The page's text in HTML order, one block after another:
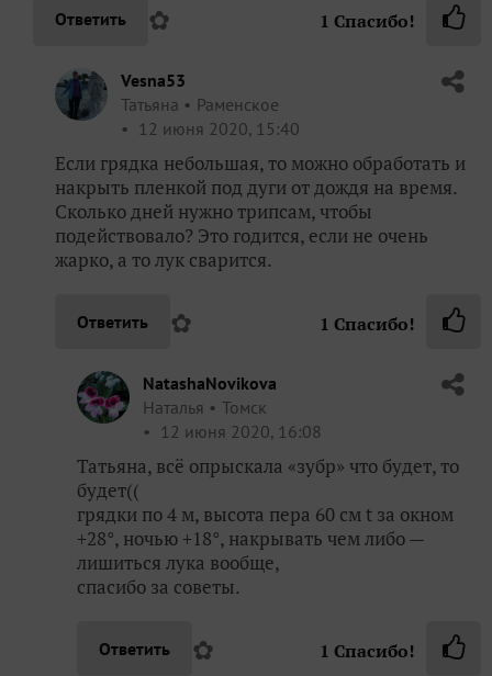
Ответить ✿ 1 Спасибо!
Vesna53
Татьяна
Раменское
12 июня 2020, 15:40
Если грядка небольшая, то можно обработать и
накрыть пленкой под дуги от дождя на время.
Сколько дней нужно трипсам, чтобы
подействовало? Это годится, если не очень
жарко, а то лук сварится.
Ответить ✿ 1 Спасибо!
NatashaNovikova
Наталья
Томск
12 июня 2020, 16:08
Татьяна, всё опрыскала «зубр» что будет, то
будет((
грядки по 4 м, высота пера 60 см t за окном
+28°, ночью +18°, накрывать чем либо —
лишиться лука вообще,
спасибо за советы.
Ответить ✿ 1 Спасибо!